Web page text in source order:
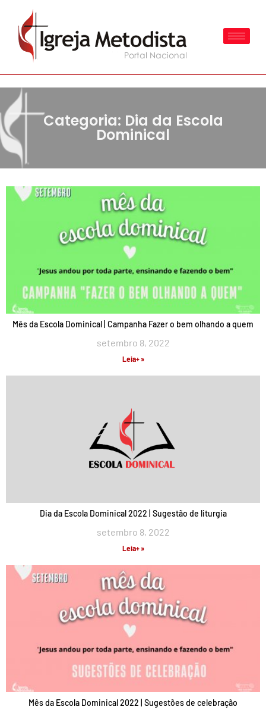
Categoria: Dia da Escola
Dominical
Mês da Escola Dominical | Campanha Fazer o bem olhando a quem
setembro 8, 2022
Leia+ »
Dia da Escola Dominical 2022 | Sugestão de liturgia
setembro 8, 2022
Leia+ »
Mês da Escola Dominical 2022 | Sugestões de celebração